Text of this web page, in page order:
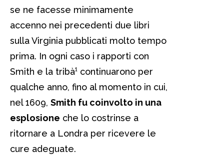
se ne facesse minimamente
accenno nei precedenti due libri
sulla Virginia pubblicati molto tempo
prima. In ogni caso i rapporti con
Smith e la tribà¹ continuarono per
qualche anno, fino al momento in cui,
nel 1609, Smith fu coinvolto in una
esplosione che lo costrinse a
ritornare a Londra per ricevere le
cure adeguate.